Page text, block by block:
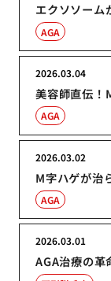
エクソソーム
AGA
美容師直伝！
2026.03.04
AGA
M字ハゲが治
2026.03.02
AGA
AGA治療の革
2026.03.01